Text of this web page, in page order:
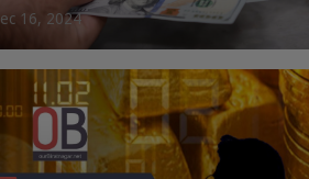
16, 2024